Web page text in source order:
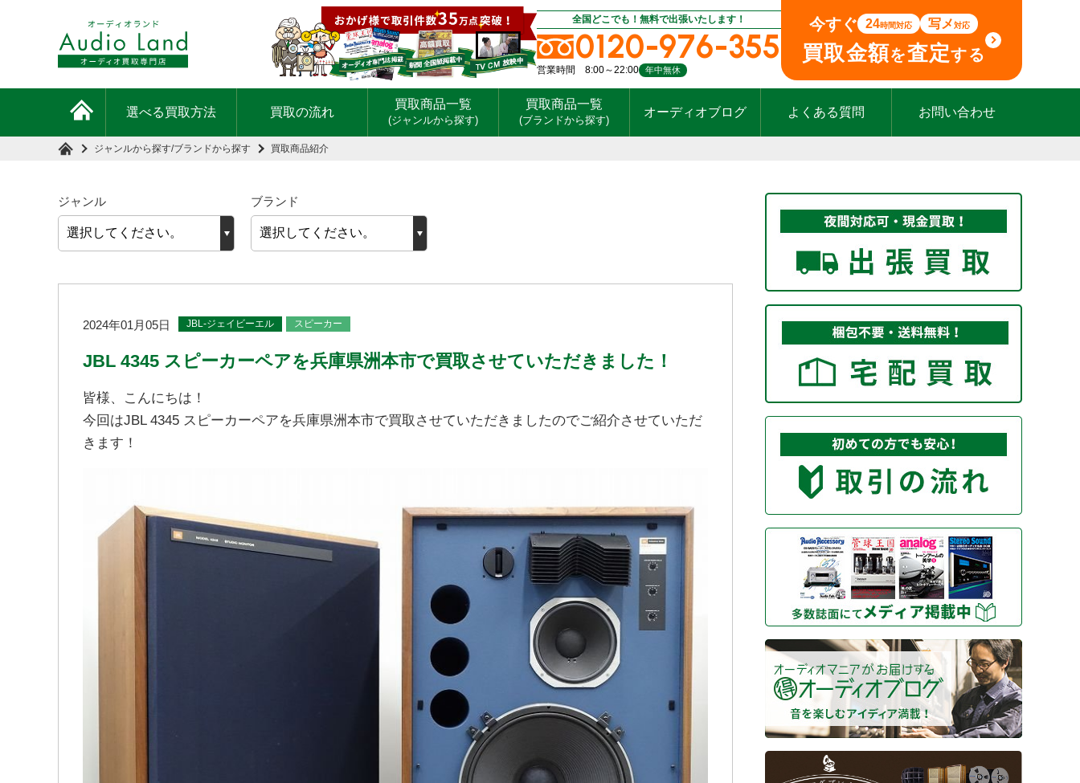
全国どこでも！無料で出張いたします！
0120-976-355
営業時間 8:00～22:00 年中無休
今すぐ 24時間対応 写メ対応
買取金額を査定する
選べる買取方法 買取の流れ
買取商品一覧
(ジャンルから探す)
買取商品一覧
(ブランドから探す)
オーディオブログ よくある質問 お問い合わせ
ジャンルから探す/ブランドから探す 買取商品紹介
ジャンル ブランド
2024年01月05日 JBL-ジェイビーエル スピーカー
JBL 4345 スピーカーペアを兵庫県洲本市で買取させていただきました！
皆様、こんにちは！
今回はJBL 4345 スピーカーペアを兵庫県洲本市で買取させていただきましたのでご紹介させていただ
きます！